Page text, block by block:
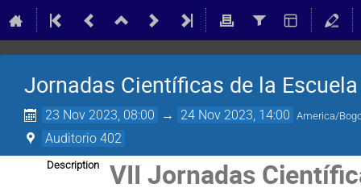
Jornadas Científicas de la
23 Nov 2023, 08:00 → 24 Nov 2023, 14:00 America/
Auditorio 402
Description
VII Jornadas